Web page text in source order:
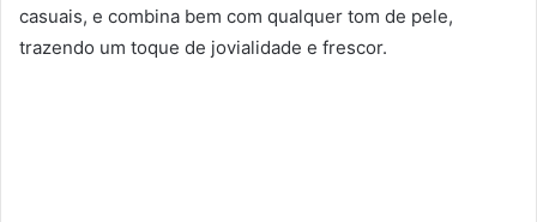
casuais, e combina bem com qualquer tom de pele,
trazendo um toque de jovialidade e frescor.